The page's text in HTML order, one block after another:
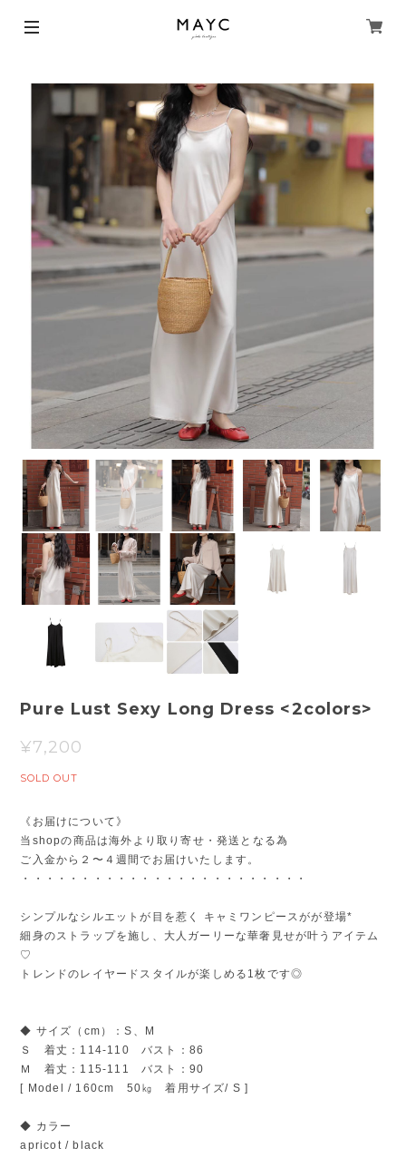
Pure Lust Sexy Long Dress <2colors>
¥7,200
SOLD OUT
《お届けについて》
当shopの商品は海外より取り寄せ・発送となる為
ご入金から２〜４週間でお届けいたします。
・・・・・・・・・・・・・・・・・・・・・・・・
シンプルなシルエットが目を惹く キャミワンピースがが登場*
細身のストラップを施し、大人ガーリーな華奢見せが叶うアイテム
♡
トレンドのレイヤードスタイルが楽しめる1枚です◎
◆ サイズ（cm）：S、M
Ｓ 着丈：114‐110 バスト：86
Ｍ 着丈：115‐111 バスト：90
[ Model / 160cm 50㎏ 着用サイズ/ S ]
◆ カラー
apricot / black